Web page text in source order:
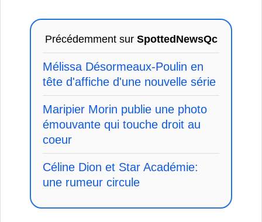
Précédemment sur SpottedNewsQc
Mélissa Désormeaux-Poulin en
tête d'affiche d'une nouvelle série
Maripier Morin publie une photo
émouvante qui touche droit au
coeur
Céline Dion et Star Académie:
une rumeur circule